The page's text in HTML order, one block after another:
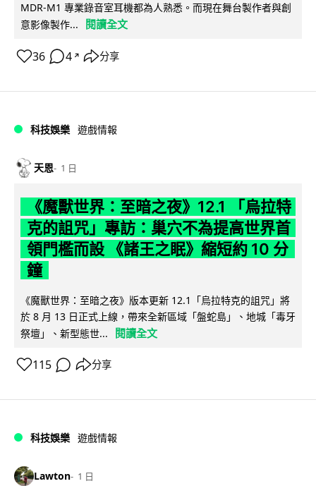
MDR-M1 專業錄音室耳機都為人熟悉。而現在舞台製作者與創
意影像製作...
閱讀全文
36 4 ↗ 分享
科技娛樂 遊戲情報
天恩 1 日
《魔獸世界：至暗之夜》12.1 「烏拉特
克的詛咒」專訪：巢穴不為提高世界首
領門檻而設 《諸王之眠》縮短約 10 分
鐘
《魔獸世界：至暗之夜》版本更新 12.1「烏拉特克的詛咒」將
於 8 月 13 日正式上線，帶來全新區域「盤蛇島」、地城「毒牙
祭壇」、新型態世...
閱讀全文
115 分享
科技娛樂 遊戲情報
Lawton 1 日